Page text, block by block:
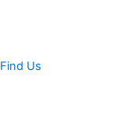
로
Find Us